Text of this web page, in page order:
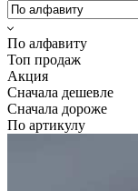
По алфавиту
Топ продаж
Акция
Сначала дешевле
Сначала дороже
По артикулу